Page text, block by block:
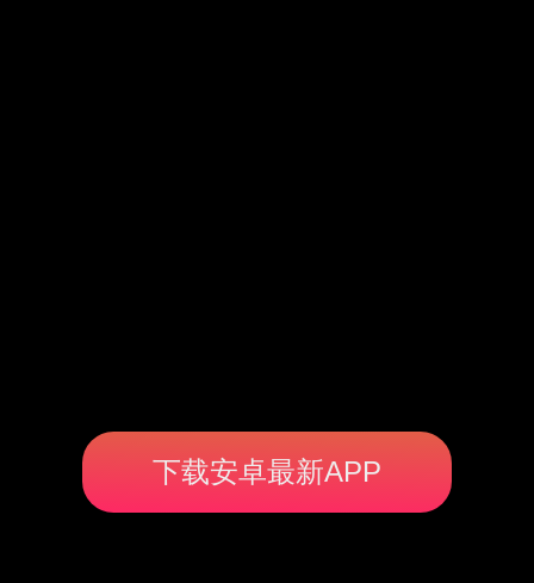
下载安卓最新APP